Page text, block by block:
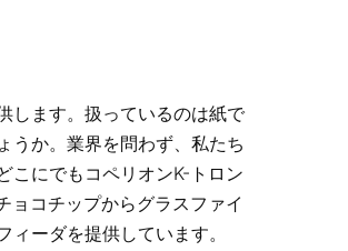
します。扱っているのは紙で
うか。業界を問わず、私たち
こにでもコペリオンK-トロン
ョコチップからグラスファイ
ーダを提供しています。